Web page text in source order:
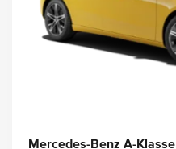
Mercedes-Benz A-Klasse